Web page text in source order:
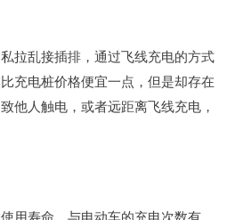
拉乱接插排，通过飞线充电的方式
充电桩价格便宜一点，但是却存在
他人触电，或者远距离飞线充电，
用寿命，与电动车的充电次数有